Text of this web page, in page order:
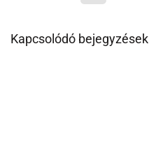
Kapcsolódó bejegyzések